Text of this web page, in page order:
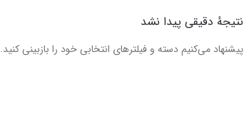
نتیجهٔ دقیقی پیدا نشد
پیشنهاد می‌کنیم دسته و فیلترهای انتخابی خود را بازبینی کنید.